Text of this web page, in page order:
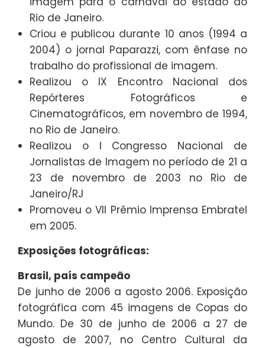
Rio de Janeiro.
Criou e publicou durante 10 anos (1994 a
2004) o jornal Paparazzi, com ênfase no
trabalho do profissional de imagem.
Realizou o IX Encontro Nacional dos
Repórteres Fotográficos e
Cinematográficos, em novembro de 1994,
no Rio de Janeiro.
Realizou o I Congresso Nacional de
Jornalistas de Imagem no período de 21 a
23 de novembro de 2003 no Rio de
Janeiro/RJ
Promoveu o VII Prêmio Imprensa Embratel
em 2005.
Exposições fotográficas:
Brasil, país campeão
De junho de 2006 a agosto 2006. Exposição
fotográfica com 45 imagens de Copas do
Mundo. De 30 de junho de 2006 a 27 de
agosto de 2007, no Centro Cultural da